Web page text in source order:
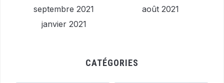
septembre 2021
août 2021
janvier 2021
CATÉGORIES